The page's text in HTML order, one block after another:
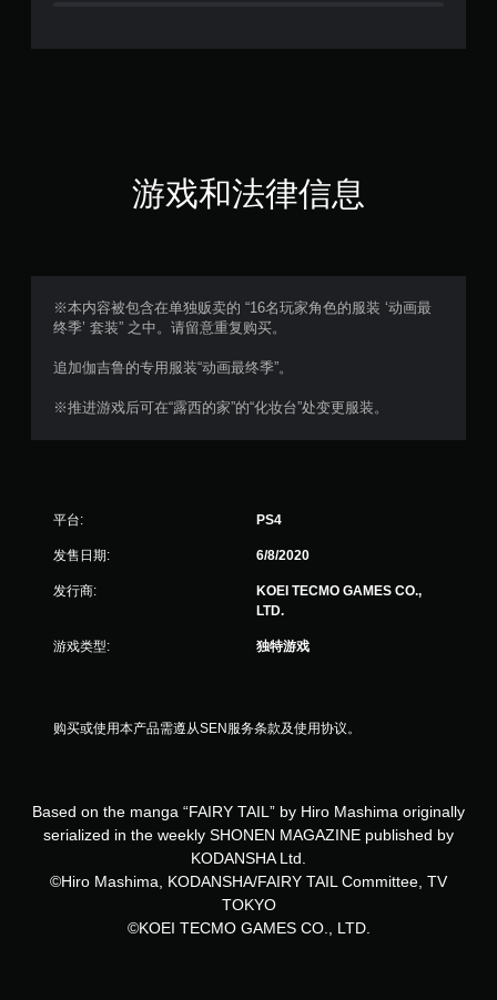
（
，
游戏和法律信息
※本内容被包含在单独贩卖的 “16名玩家角色的服装 ‘动画最
终季’ 套装” 之中。请留意重复购买。
追加伽吉鲁的专用服装“动画最终季”。
※推进游戏后可在“露西的家”的“化妆台”处变更服装。
平台: PS4
发售日期: 6/8/2020
发行商:
KOEI TECMO GAMES CO.,
LTD.
游戏类型: 独特游戏
购买或使用本产品需遵从SEN服务条款及使用协议。
Based on the manga “FAIRY TAIL” by Hiro Mashima originally
serialized in the weekly SHONEN MAGAZINE published by
KODANSHA Ltd.
©Hiro Mashima, KODANSHA/FAIRY TAIL Committee, TV
TOKYO
©KOEI TECMO GAMES CO., LTD.